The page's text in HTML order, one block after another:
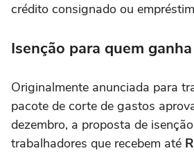
crédito consignado ou
Isenção para quem
Originalmente anunciada para
pacote de corte de gastos
dezembro, a proposta de
trabalhadores que recebem até